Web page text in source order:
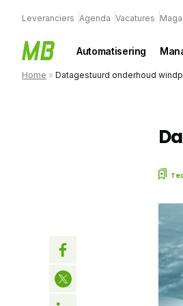
Leveranciers Agenda Vacatures
Automatisering
Home » Datagestuurd onderhoud